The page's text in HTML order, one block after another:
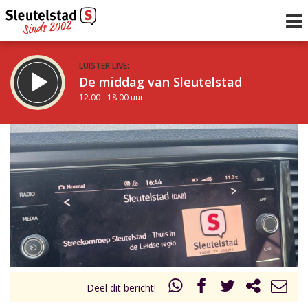
LUISTER LIVE:
De middag van Sleutelstad
12.00 - 18.00 uur
STRAKS:
De vrijdagavond met Keanu
18.00 - 19.00 uur
Vorig uur
uur 1 van 0 Volgend uur
Deel dit bericht!